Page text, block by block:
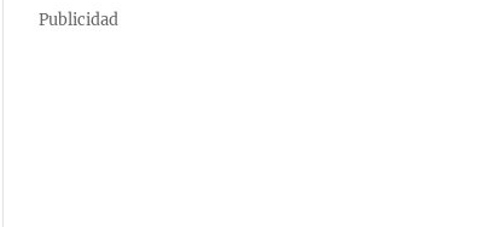
Publicidad